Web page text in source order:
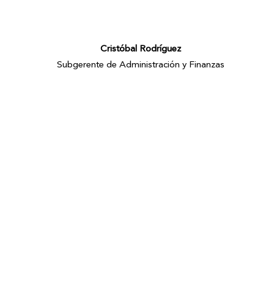
Cristóbal Rodríguez
Subgerente de Administración y Finanzas